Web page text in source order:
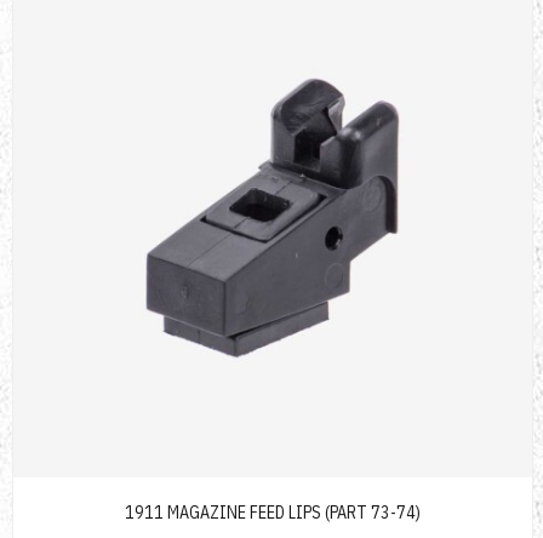
1911 MAGAZINE FEED LIPS (PART 73-74)